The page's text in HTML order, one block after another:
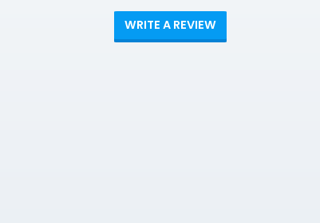
WRITE A REVIEW